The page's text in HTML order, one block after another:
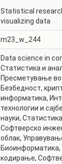
Statistical
visualizing data
m23_w_244
Data science in
Статистика и
Пресметување во
Безбедност,
информатика,
технологии и
науки,
Софтверско
облак,
Биоинформатика,
кодирање,